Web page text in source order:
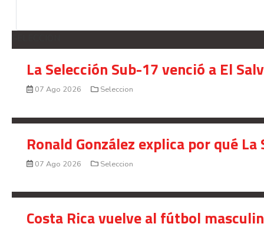
La Selección Sub-17 venció a El
07 Ago 2026 Seleccion
Ronald González explica por qué
07 Ago 2026 Seleccion
Costa Rica vuelve al fútbol